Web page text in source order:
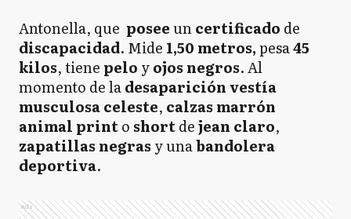
Antonella, que poseeuncertificado de
discapacidad. Mide 1,50 metros,pesa45
kilos, tiene pelo yojos negros. Al
momento de ladesaparición vestía
musculosaceleste, calzas marrón
animal printo shortdejean claro,
zapatillas negras y unabandolera
deportiva.
Ads